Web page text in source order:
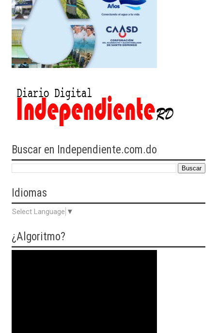
Buscar en Independiente.com.do
Idiomas
Select Language ▼
¿Algoritmo?